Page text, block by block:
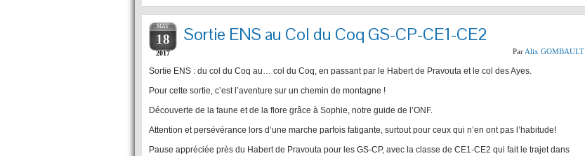
MAY
18
2017
Sortie ENS au Col du Coq GS-CP-CE1-CE2
Par Alix GOMBAULT
Sortie ENS : du col du Coq au… col du Coq, en passant par le Habert de Pravouta et le col des Ayes.
Pour cette sortie, c’est l’aventure sur un chemin de montagne !
Découverte de la faune et de la flore grâce à Sophie, notre guide de l’ONF.
Attention et persévérance lors d’une marche parfois fatigante, surtout pour ceux qui n’en ont pas l’habitude!
Pause appréciée près du Habert de Pravouta pour les GS-CP, avec la classe de CE1-CE2 qui fait le trajet dans